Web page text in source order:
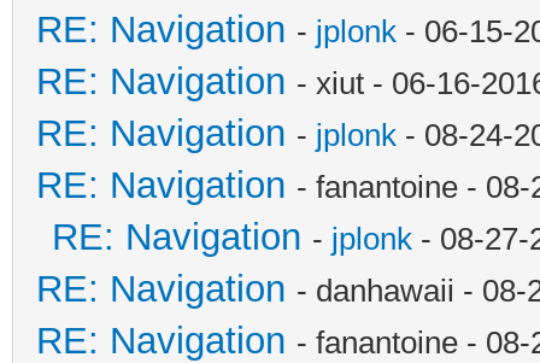
RE: Navigation - jplonk - 06-15-
RE: Navigation - xiut - 06-16-
RE: Navigation - jplonk - 08-24-
RE: Navigation - fanantoine -
RE: Navigation - jplonk - 08-27-
RE: Navigation - danhawaii - 08-
RE: Navigation - fanantoine -